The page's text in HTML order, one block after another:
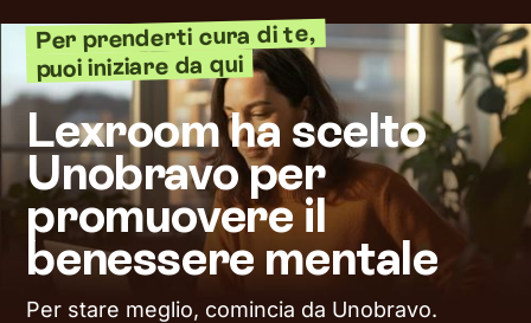
Per prenderti cura di te,
puoi iniziare da qui
Lexroom ha scelto
Unobravo per
promuovere il
benessere mentale
Per stare meglio, comincia da Unobravo.